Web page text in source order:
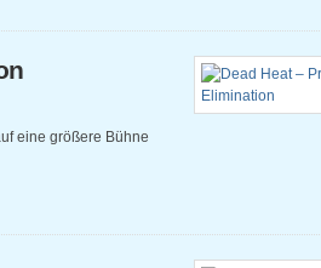
eine größere Bühne